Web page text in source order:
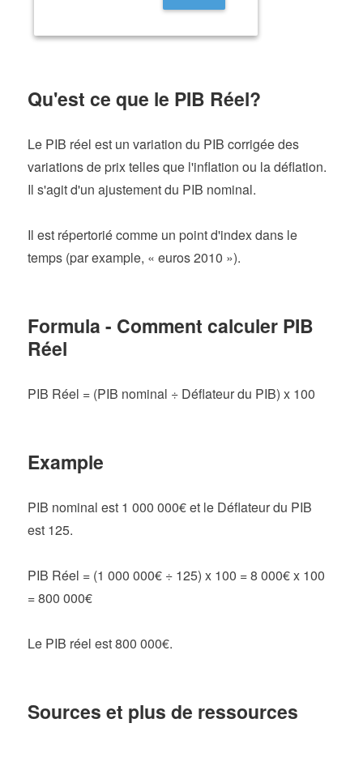
Qu'est ce que le PIB Réel?
Le PIB réel est un variation du PIB corrigée des
variations de prix telles que l'inflation ou la déflation.
Il s'agit d'un ajustement du PIB nominal.
Il est répertorié comme un point d'index dans le
temps (par example, « euros 2010 »).
Formula - Comment calculer PIB
Réel
PIB Réel = (PIB nominal ÷ Déflateur du PIB) x 100
Example
PIB nominal est 1 000 000€ et le Déflateur du PIB
est 125.
PIB Réel = (1 000 000€ ÷ 125) x 100 = 8 000€ x 100
= 800 000€
Le PIB réel est 800 000€.
Sources et plus de ressources